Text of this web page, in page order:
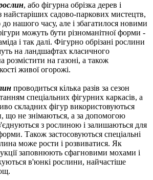
, або фігурна обрізка дерев і
найстаріших садово-паркових мистецтв,
нашого часу, але і збагатилося новими
можуть бути різноманітної форми -
і так далі. Фігурно обрізані рослини
на ландшафтах класичного
розмістити на газоні, а також
живої огорожі.
проводиться кілька разів за сезон
спеціальних фігурних каркасів, а
складних фігур використовуються
що не знімаються, а за допомогою
з рослиною і залишаються для
Також застосовуються спеціальні
може рости і розвиватися. Як
заповнюють сфагновими мохами і
в'юнкі рослини, найчастіше